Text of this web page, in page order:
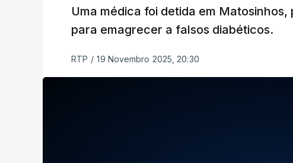
Uma médica foi detida em
para emagrecer a falsos diabéticos.
RTP / 19 Novembro 2025, 20:30